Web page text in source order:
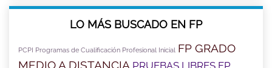
LO MÁS BUSCADO EN FP
PCPI Programas de Cualificación Profesional Inicial FP GRADO
MEDIO A DISTANCIA PRUEBAS LIBRES FP